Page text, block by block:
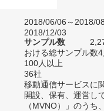
2018/06/06～2018/
2018/12/03
サンプル数
おける総サンプル数
100人以上
36社
移動通信サービスに
開設、保有、運営し
（MVNO）」のう